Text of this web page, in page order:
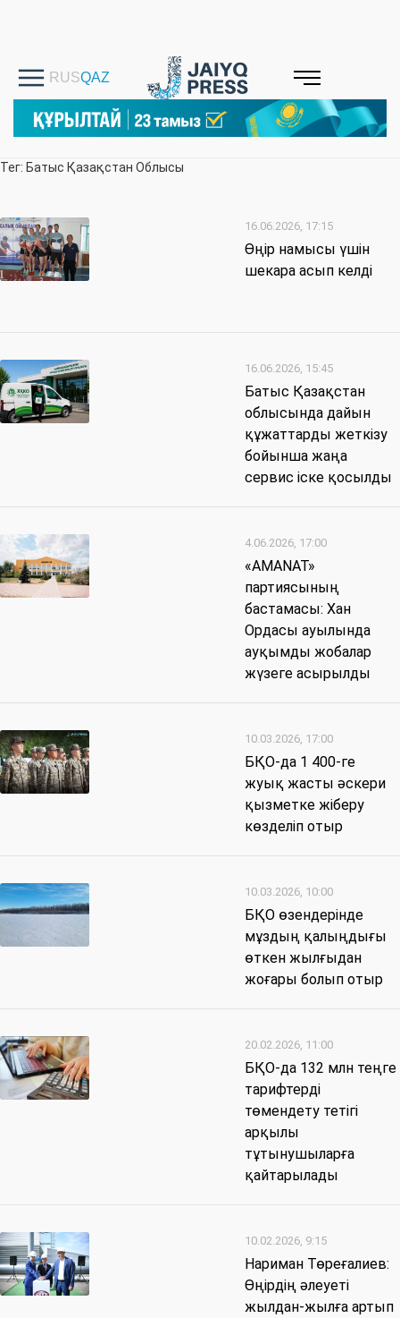
Тег: Батыс Қазақстан Облысы
16.06.2026, 17:15
Өңір намысы үшін
шекара асып келді
16.06.2026, 15:45
Батыс Қазақстан
облысында дайын
құжаттарды жеткізу
бойынша жаңа
сервис іске қосылды
4.06.2026, 17:00
«AMANAT»
партиясының
бастамасы: Хан
Ордасы ауылында
ауқымды жобалар
жүзеге асырылды
10.03.2026, 17:00
БҚО-да 1 400-ге
жуық жасты әскери
қызметке жіберу
көзделіп отыр
10.03.2026, 10:00
БҚО өзендерінде
мұздың қалыңдығы
өткен жылғыдан
жоғары болып отыр
20.02.2026, 11:00
БҚО-да 132 млн теңге
тарифтерді
төмендету тетігі
арқылы
тұтынушыларға
қайтарылады
10.02.2026, 9:15
Нариман Төреғалиев:
Өңірдің әлеуеті
жылдан-жылға артып